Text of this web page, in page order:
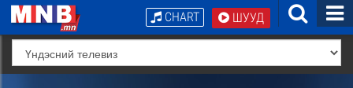
ШУУД
CHART